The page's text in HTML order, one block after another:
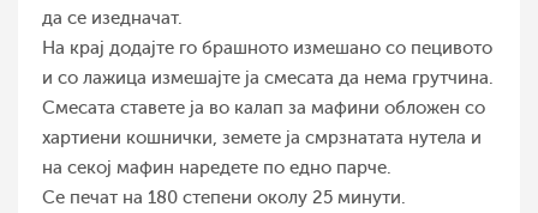
да се изедначат.
На крај додајте го брашното измешано со пецивото
и со лажица измешајте ја смесата да нема грутчина.
Смесата ставете ја во калап за мафини обложен со
хартиени кошнички, земете ја смрзнатата нутела и
на секој мафин наредете по едно парче.
Се печат на 180 степени околу 25 минути.